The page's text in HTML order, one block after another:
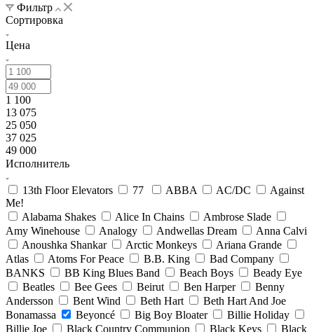
Фильтр
Сортировка
Цена
1 100
13 075
25 050
37 025
49 000
Исполнитель
13th Floor Elevators 77 ABBA AC/DC
Against
Me!
Alabama Shakes
Alice In Chains
Ambrose Slade
Amy Winehouse
Analogy Andwellas Dream
Anna Calvi
Anoushka Shankar
Arctic Monkeys
Ariana Grande
Atlas
Atoms For Peace B.B. King
Bad Company
BANKS
BB King Blues Band Beach Boys
Beady Eye
Beatles
Bee Gees Beirut Ben Harper
Benny
Andersson
Bent Wind Beth Hart
Beth Hart And Joe
Bonamassa
Beyoncé Big Boy Bloater
Billie Holiday
Billie Joe
Black Country Communion Black Keys Black